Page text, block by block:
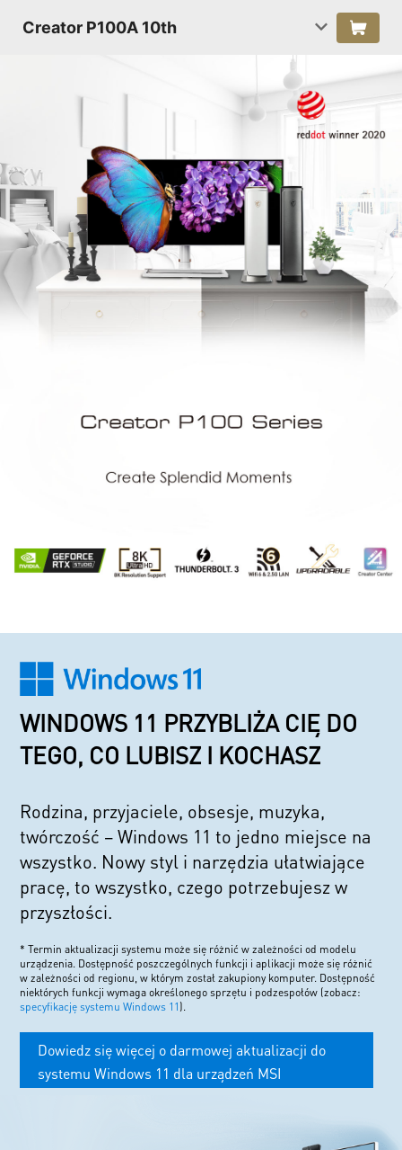
Creator P100A 10th
WINDOWS 11 PRZYBLIŻA CIĘ DO
TEGO, CO LUBISZ I KOCHASZ
Rodzina, przyjaciele, obsesje, muzyka,
twórczość – Windows 11 to jedno miejsce na
wszystko. Nowy styl i narzędzia ułatwiające
pracę, to wszystko, czego potrzebujesz w
przyszłości.
* Termin aktualizacji systemu może się różnić w zależności od modelu
urządzenia. Dostępność poszczególnych funkcji i aplikacji może się różnić
w zależności od regionu, w którym został zakupiony komputer. Dostępność
niektórych funkcji wymaga określonego sprzętu i podzespołów (zobacz:
specyfikację systemu Windows 11 ).
Dowiedz się więcej o darmowej aktualizacji do
systemu Windows 11 dla urządzeń MSI